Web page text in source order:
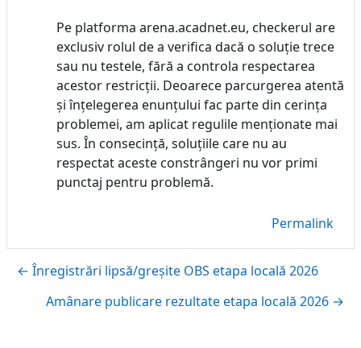
Pe platforma arena.acadnet.eu, checkerul are
exclusiv rolul de a verifica dacă o soluție trece
sau nu testele, fără a controla respectarea
acestor restricții. Deoarece parcurgerea atentă
și înțelegerea enunțului fac parte din cerința
problemei, am aplicat regulile menționate mai
sus. În consecință, soluțiile care nu au
respectat aceste constrângeri nu vor primi
punctaj pentru problemă.
Permalink
← Înregistrări lipsă/greșite OBS etapa locală 2026
Amânare publicare rezultate etapa locală 2026 →